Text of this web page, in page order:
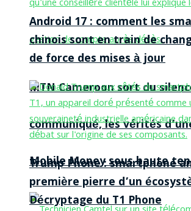
MTN Cameroon sort du
communiqué, les vérités
Mobile Money sous haute
Android 17 : comment les
chinois sont en train de
de force des mises à jour
Trump Phone : smartphone
première pierre d’un
Décryptage du T1 Phone